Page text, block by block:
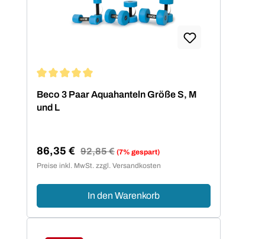
Beco 3 Paar Aquahanteln Größe S, M
und L
Verkaufspreis:
86,35 € Regulärer Preis:
92,85 € (7% gespart)
Preise inkl. MwSt. zzgl. Versandkosten
In den Warenkorb